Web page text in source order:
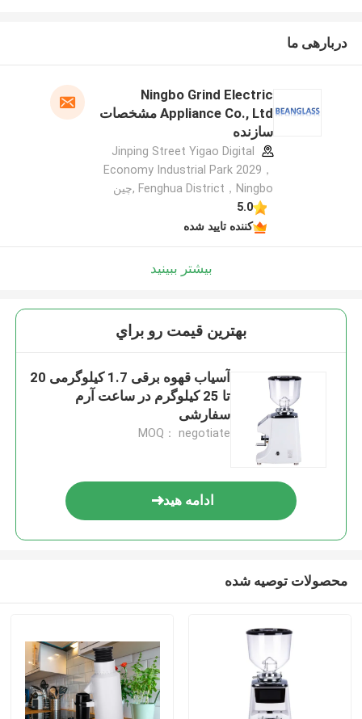
دربارهی ما
Ningbo Grind Electric
Appliance Co., Ltd مشخصات
سازنده
Jinping Street Yigao Digital
Economy Industrial Park 2029，
Fenghua District，Ningbo ,چین
5.0
کننده تایید شده
بیشتر ببینید
بهترين قيمت رو براي
آسیاب قهوه برقی 1.7 کیلوگرمی 20
تا 25 کیلوگرم در ساعت آرم
سفارشی
MOQ： negotiate
ادامه هید
محصولات توصیه شده